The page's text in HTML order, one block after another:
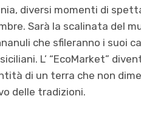
diversi momenti di
Sarà la scalinata del
che sfileranno i suoi
L’ “EcoMarket”
di un terra che non
delle tradizioni.